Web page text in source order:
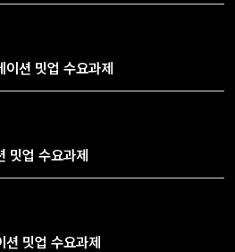
션 밋업 수요과제
밋업 수요과제
밋업 수요과제